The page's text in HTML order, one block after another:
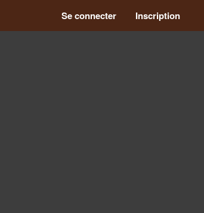
Se connecter Inscription